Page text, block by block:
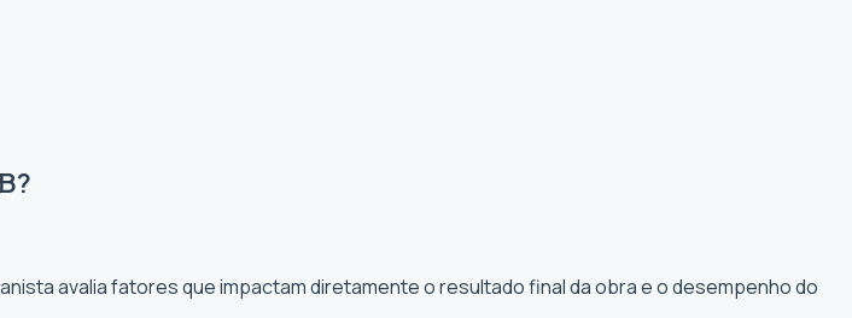
avalia fatores que impactam diretamente o resultado final da obra e o desempenho do